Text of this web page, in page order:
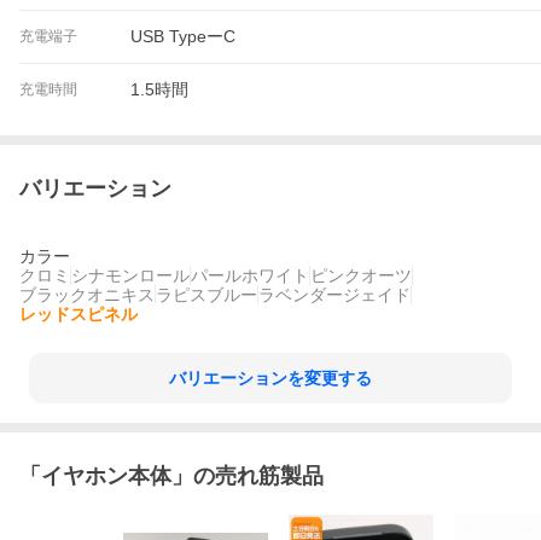
充電端子 USB TypeーC
充電時間 1.5時間
バリエーション
カラー
クロミ シナモンロールパールホワイト ピンクオーツ
ブラックオニキス ラピスブルーラベンダージェイド
レッドスピネル
バリエーションを変更する
「 イヤホン本体」の売れ筋製品